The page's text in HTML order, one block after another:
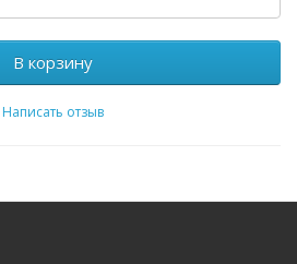
В корзину
Написать отзыв